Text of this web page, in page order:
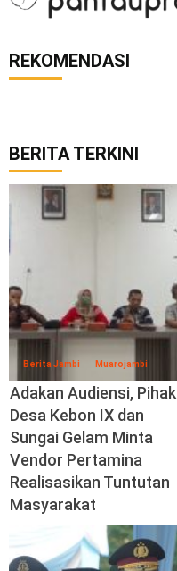
REKOMENDASI
BERITA TERKINI
Berita Jambi Muarojambi
Adakan Audiensi, Pihak
Desa Kebon IX dan
Sungai Gelam Minta
Vendor Pertamina
Realisasikan Tuntutan
Masyarakat